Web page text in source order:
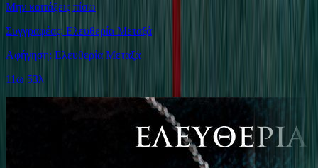
Μην κοιτάξεις πίσω
Συγγραφέας: Ελευθερία Μεταξά
Αφήγηση: Ελευθερία Μεταξά
11ω 53λ